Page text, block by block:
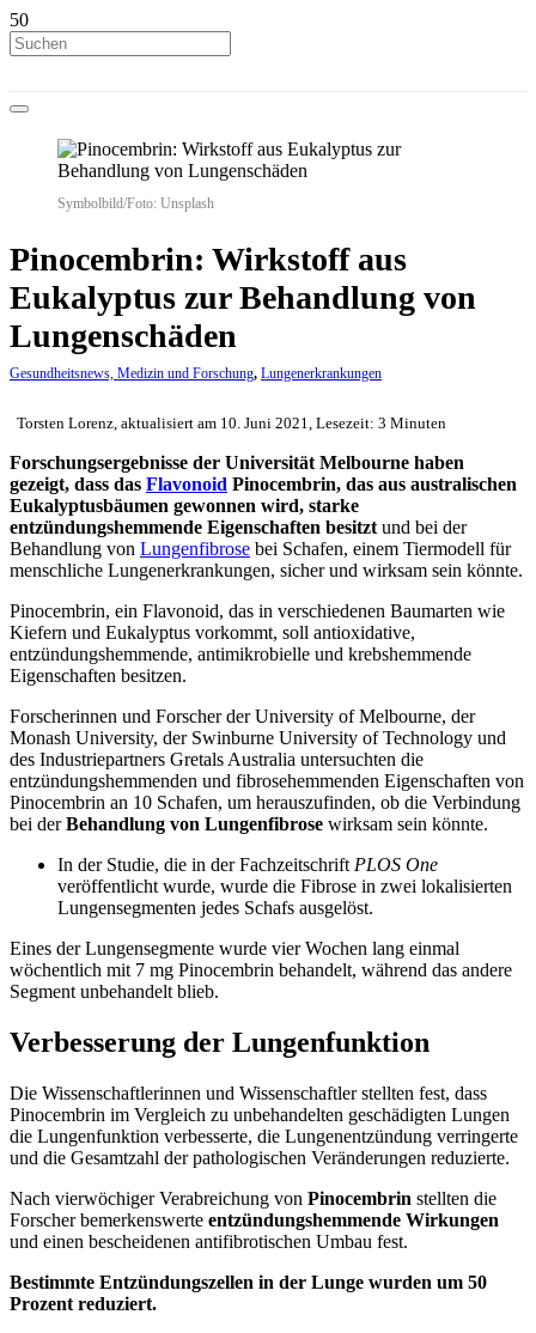
Symbolbild/Foto: Unsplash
Pinocembrin: Wirkstoff aus
Eukalyptus zur Behandlung von
Lungenschäden
Gesundheitsnews, Medizin und Forschung, Lungenerkrankungen
Torsten Lorenz, aktualisiert am 10. Juni 2021, Lesezeit: 3 Minuten
Forschungsergebnisse der Universität Melbourne haben
gezeigt, dass das Flavonoid Pinocembrin, das aus australischen
Eukalyptusbäumen gewonnen wird, starke
entzündungshemmende Eigenschaften besitzt und bei der
Behandlung von Lungenfibrose bei Schafen, einem Tiermodell für
menschliche Lungenerkrankungen, sicher und wirksam sein könnte.
Pinocembrin, ein Flavonoid, das in verschiedenen Baumarten wie
Kiefern und Eukalyptus vorkommt, soll antioxidative,
entzündungshemmende, antimikrobielle und krebshemmende
Eigenschaften besitzen.
Forscherinnen und Forscher der University of Melbourne, der
Monash University, der Swinburne University of Technology und
des Industriepartners Gretals Australia untersuchten die
entzündungshemmenden und fibrosehemmenden Eigenschaften von
Pinocembrin an 10 Schafen, um herauszufinden, ob die Verbindung
bei derBehandlung von Lungenfibrose wirksam sein könnte.
In der Studie, die in der Fachzeitschrift PLOS One
veröffentlicht wurde, wurde die Fibrose in zwei lokalisierten
Lungensegmenten jedes Schafs ausgelöst.
Eines der Lungensegmente wurde vier Wochen lang einmal
wöchentlich mit 7 mg Pinocembrin behandelt, während das andere
Segment unbehandelt blieb.
Verbesserung der Lungenfunktion
Die Wissenschaftlerinnen und Wissenschaftler stellten fest, dass
Pinocembrin im Vergleich zu unbehandelten geschädigten Lungen
die Lungenfunktion verbesserte, die Lungenentzündung verringerte
und die Gesamtzahl der pathologischen Veränderungen reduzierte.
Nach vierwöchiger Verabreichung von Pinocembrin stellten die
Forscher bemerkenswerte entzündungshemmende Wirkungen
und einen bescheidenen antifibrotischen Umbau fest.
Bestimmte Entzündungszellen in der Lunge wurden um 50
Prozent reduziert.